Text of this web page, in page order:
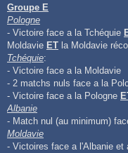
Groupe E
Pologne
- Victoire face a la Tchéquie
Moldavie ET la Moldavie
Tchéquie:
- Victoire face a la Moldavie
- 2 matchs nuls face a la
- Victoire face a la Pologne
Albanie
- Match nul (au minimum)
Moldavie
- Victoires face a l'Albanie et